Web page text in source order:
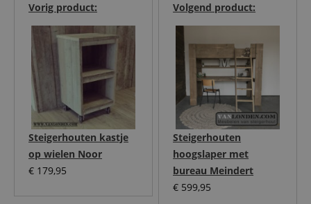
Volgend product:
Steigerhouten
hoogslaper met
bureau Meindert
€ 599,95
Vorig product:
Steigerhouten kastje
op wielen Noor
€ 179,95